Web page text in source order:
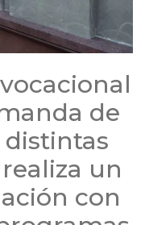
de
un
con